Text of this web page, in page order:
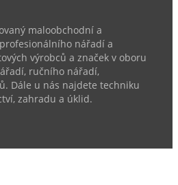
maloobchodní a
nářadí a
výrobců a značek v oboru
ručního nářadí,
Dále u nás najdete techniku
zahradu a úklid.